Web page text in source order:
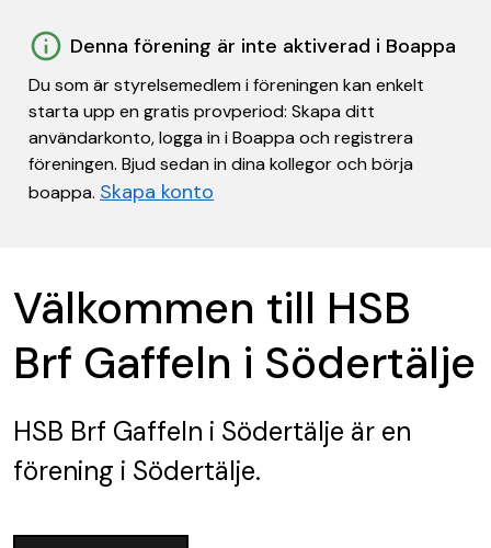
Denna förening är inte aktiverad i Boappa
Du som är styrelsemedlem i föreningen kan enkelt
starta upp en gratis provperiod: Skapa ditt
användarkonto, logga in i Boappa och registrera
föreningen. Bjud sedan in dina kollegor och börja
boappa. Skapa konto
Välkommen till HSB
Brf Gaffeln i Södertälje
HSB Brf Gaffeln i Södertälje är en
förening i Södertälje.